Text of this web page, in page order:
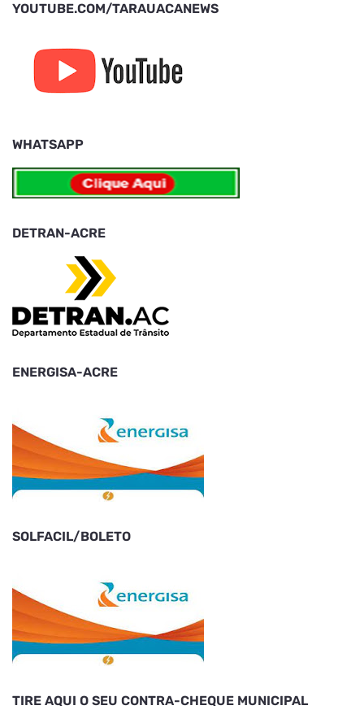
YOUTUBE.COM/TARAUACANEWS
WHATSAPP
DETRAN-ACRE
ENERGISA-ACRE
SOLFACIL/BOLETO
TIRE AQUI O SEU CONTRA-CHEQUE MUNICIPAL